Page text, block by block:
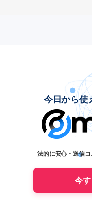
今日から使
法的に安心・送信
今